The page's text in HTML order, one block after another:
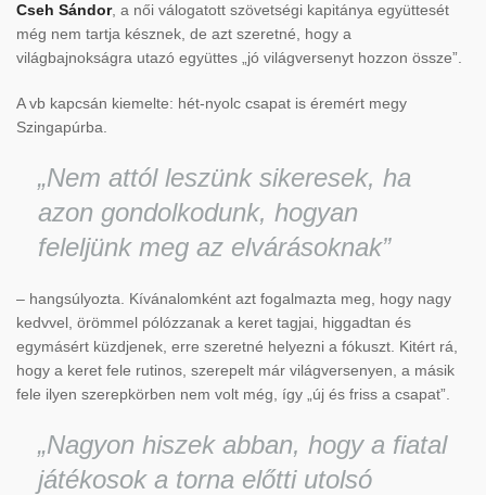
Cseh Sándor, a női válogatott szövetségi kapitánya együttesét
még nem tartja késznek, de azt szeretné, hogy a
világbajnokságra utazó együttes „jó világversenyt hozzon össze”.
A vb kapcsán kiemelte: hét-nyolc csapat is éremért megy
Szingapúrba.
„Nem attól leszünk sikeresek, ha
azon gondolkodunk, hogyan
feleljünk meg az elvárásoknak”
– hangsúlyozta. Kívánalomként azt fogalmazta meg, hogy nagy
kedvvel, örömmel pólózzanak a keret tagjai, higgadtan és
egymásért küzdjenek, erre szeretné helyezni a fókuszt. Kitért rá,
hogy a keret fele rutinos, szerepelt már világversenyen, a másik
fele ilyen szerepkörben nem volt még, így „új és friss a csapat”.
„Nagyon hiszek abban, hogy a fiatal
játékosok a torna előtti utolsó